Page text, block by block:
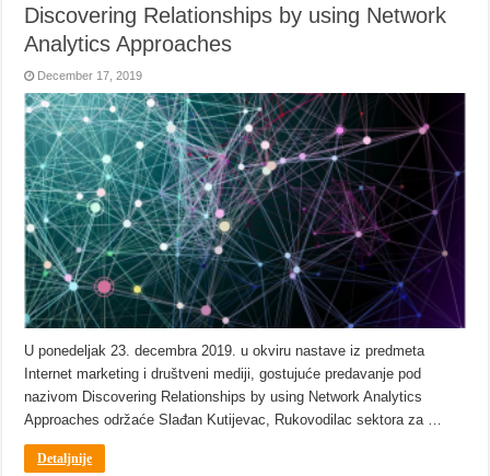
Discovering Relationships by using Network
Analytics Approaches
December 17, 2019
U ponedeljak 23. decembra 2019. u okviru nastave iz predmeta
Internet marketing i društveni mediji, gostujuće predavanje pod
nazivom Discovering Relationships by using Network Analytics
Approaches održaće Slađan Kutijevac, Rukovodilac sektora za …
Detaljnije